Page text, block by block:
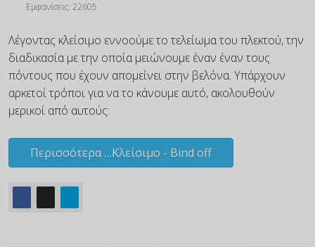
Εμφανίσεις: 22605
Λέγοντας κλείσιμο εννοούμε το τελείωμα του πλεκτού, την
διαδικασία με την οποία μειώνουμε έναν έναν τους
πόντους που έχουν απομείνει στην βελόνα. Υπάρχουν
αρκετοί τρόποι για να το κάνουμε αυτό, ακολουθούν
μερικοί από αυτούς:
Περισσότερα …Κλείσιμο - Bind off